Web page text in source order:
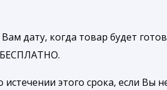
дату, когда товар будет
БЕСПЛАТНО.
этого срока, если Вы